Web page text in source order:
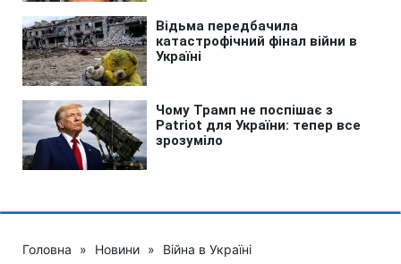
Головна » Новини » Війна в Україні